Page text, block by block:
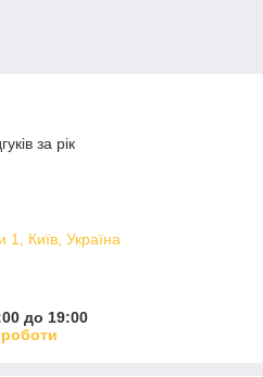
за рік
1, Київ, Україна
до 19:00